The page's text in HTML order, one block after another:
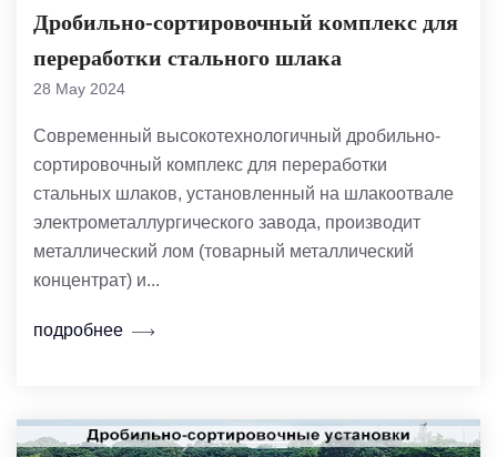
Дробильно-сортировочный комплекс для
переработки стального шлака
28 May 2024
Современный высокотехнологичный дробильно-
сортировочный комплекс для переработки
стальных шлаков, установленный на шлакоотвале
электрометаллургического завода, производит
металлический лом (товарный металлический
концентрат) и...
подробнее